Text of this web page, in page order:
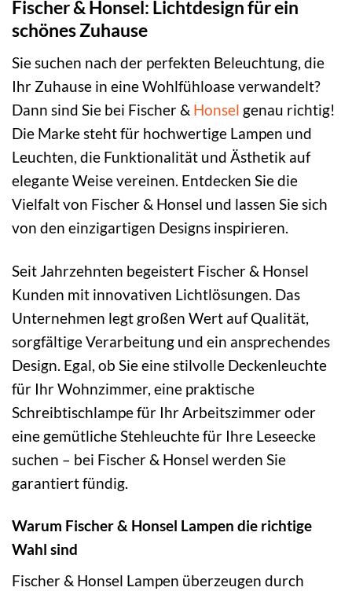
Fischer & Honsel: Lichtdesign für ein
schönes Zuhause
Sie suchen nach der perfekten Beleuchtung, die
Ihr Zuhause in eine Wohlfühloase verwandelt?
Dann sind Sie bei Fischer & Honsel genau richtig!
Die Marke steht für hochwertige Lampen und
Leuchten, die Funktionalität und Ästhetik auf
elegante Weise vereinen. Entdecken Sie die
Vielfalt von Fischer & Honsel und lassen Sie sich
von den einzigartigen Designs inspirieren.
Seit Jahrzehnten begeistert Fischer & Honsel
Kunden mit innovativen Lichtlösungen. Das
Unternehmen legt großen Wert auf Qualität,
sorgfältige Verarbeitung und ein ansprechendes
Design. Egal, ob Sie eine stilvolle Deckenleuchte
für Ihr Wohnzimmer, eine praktische
Schreibtischlampe für Ihr Arbeitszimmer oder
eine gemütliche Stehleuchte für Ihre Leseecke
suchen – bei Fischer & Honsel werden Sie
garantiert fündig.
Warum Fischer & Honsel Lampen die richtige
Wahl sind
Fischer & Honsel Lampen überzeugen durch